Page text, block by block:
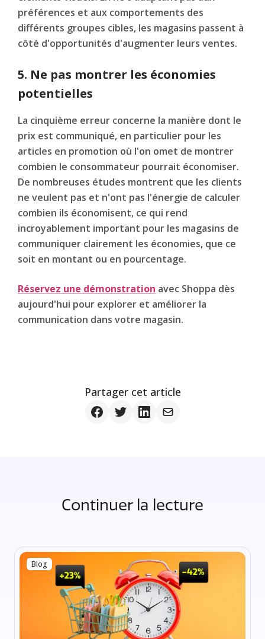
préférences et aux comportements des
différents groupes cibles, les magasins passent à
côté d'opportunités d'augmenter leurs ventes.
5. Ne pas montrer les économies
potentielles
La cinquième erreur concerne la manière dont le
prix est communiqué, en particulier pour les
articles en promotion où l'on omet de montrer
combien le consommateur pourrait économiser.
De nombreuses études montrent que les clients
ne veulent pas et n'ont pas l'énergie de calculer
combien ils économisent, ce qui rend
incroyablement important pour les magasins de
communiquer clairement les économies, que ce
soit en montant ou en pourcentage.
Réservez une démonstration avec Shoppa dès
aujourd'hui pour explorer et améliorer la
communication dans votre magasin.
Partager cet article
Continuer la lecture
Blog